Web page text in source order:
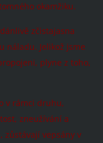
okamžiku.
zčistajasna
náladu. Jelikož jsme
plyne z toho,
v rámci druhu,
zneužívání a
zůstávají vepsány v